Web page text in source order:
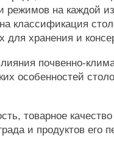
на каждой из
классификация
для хранения и
почвенно-
особенностей
товарное
и продуктов его